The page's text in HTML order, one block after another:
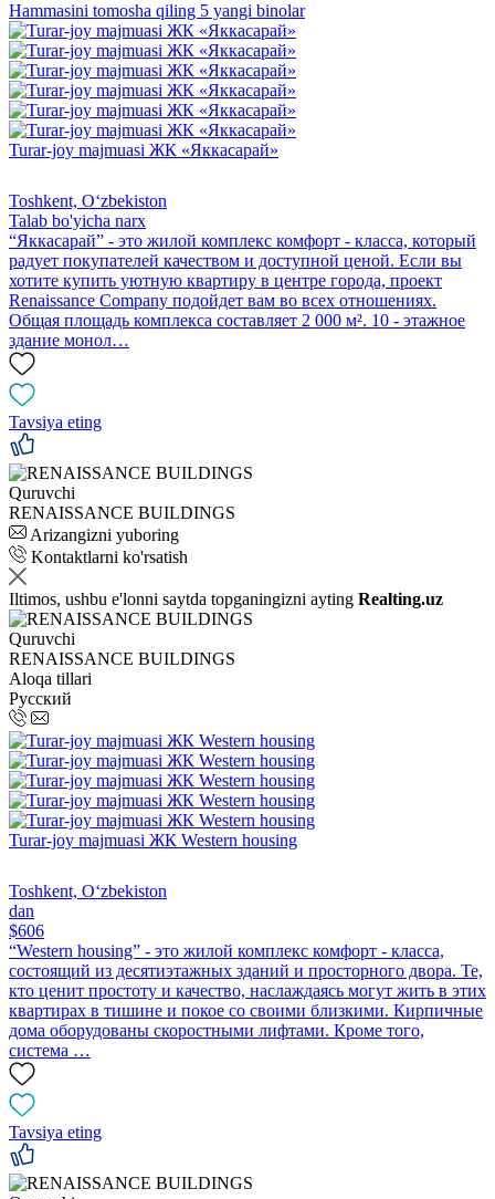
Hammasini tomosha qiling 5 yangi binolar
Turar-joy majmuasi ЖК «Яккасарай»
Toshkent, Oʻzbekiston
Talab bo'yicha narx
“Яккасарай” - это жилой комплекс комфорт - класса, который
радует покупателей качеством и доступной ценой. Если вы
хотите купить уютную квартиру в центре города, проект
Renaissance Company подойдет вам во всех отношениях.
Общая площадь комплекса составляет 2 000 м². 10 - этажное
здание монол…
Tavsiya eting
Quruvchi
RENAISSANCE BUILDINGS
Arizangizni yuboring
Kontaktlarni ko'rsatish
Iltimos, ushbu e'lonni saytda topganingizni ayting Realting.uz
Quruvchi
RENAISSANCE BUILDINGS
Aloqa tillari
Русский
Turar-joy majmuasi ЖК Western housing
Toshkent, Oʻzbekiston
dan
$606
“Western housing” - это жилой комплекс комфорт - класса,
состоящий из десятиэтажных зданий и просторного двора. Те,
кто ценит простоту и качество, наслаждаясь могут жить в этих
квартирах в тишине и покое со своими близкими. Кирпичные
дома оборудованы скоростными лифтами. Кроме того,
система …
Tavsiya eting